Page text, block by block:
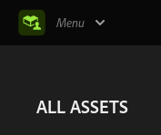
Menu
ALL ASSETS